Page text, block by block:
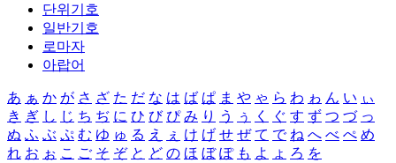
단위기호
일반기호
로마자
아랍어
あ ぁ か が さ ざ た だ な は ば ぱ ま や ゃ ら わ ゎ ん い ぃ
き ぎ し じ ち ぢ に ひ び ぴ み り う ぅ く ぐ す ず つ づ っ
ぬ ふ ぶ ぷ む ゆ ゅ る え ぇ け げ せ ぜ て で ね へ べ ぺ め
れ お ぉ こ ご そ ぞ と ど の ほ ぼ ぽ も よ ょ ろ を